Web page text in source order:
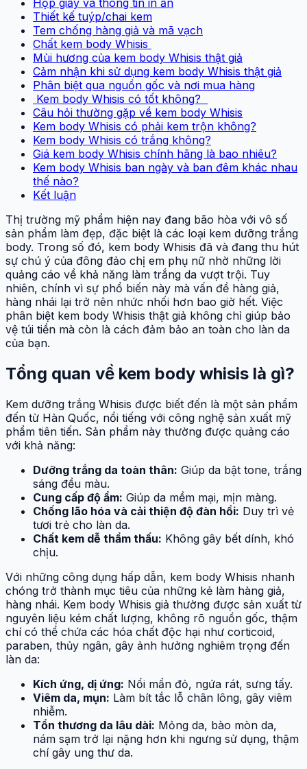
Thiết kế tuýp/chai kem
Tem chống hàng giả và mã vạch
Chất kem body Whisis
Mùi hương của kem body Whisis thật giả
Cảm nhận khi sử dụng kem body Whisis thật giả
Phân biệt qua nguồn gốc và nơi mua hàng
Kem body Whisis có tốt không?
Câu hỏi thường gặp về kem body Whisis
Kem body Whisis có phải kem trộn không?
Kem body Whisis có trắng không?
Giá kem body Whisis chính hãng là bao nhiêu?
Kem body Whisis ban ngày và ban đêm khác nhau
thế nào?
Kết luận
Thị trường mỹ phẩm hiện nay đang bão hòa với vô số
sản phẩm làm đẹp, đặc biệt là các loại kem dưỡng trắng
body. Trong số đó, kem body Whisis đã và đang thu hút
sự chú ý của đông đảo chị em phụ nữ nhờ những lời
quảng cáo về khả năng làm trắng da vượt trội. Tuy
nhiên, chính vì sự phổ biến này mà vấn đề hàng giả,
hàng nhái lại trở nên nhức nhối hơn bao giờ hết. Việc
phân biệt kem body Whisis thật giả không chỉ giúp bảo
vệ túi tiền mà còn là cách đảm bảo an toàn cho làn da
của bạn.
Tổng quan về kem body whisis là gì?
Kem dưỡng trắng Whisis được biết đến là một sản phẩm
đến từ Hàn Quốc, nổi tiếng với công nghệ sản xuất mỹ
phẩm tiên tiến. Sản phẩm này thường được quảng cáo
với khả năng:
Dưỡng trắng da toàn thân: Giúp da bật tone, trắng
sáng đều màu.
Cung cấp độ ẩm: Giúp da mềm mại, mịn màng.
Chống lão hóa và cải thiện độ đàn hồi: Duy trì vẻ
tươi trẻ cho làn da.
Chất kem dễ thẩm thấu: Không gây bết dính, khó
chịu.
Với những công dụng hấp dẫn, kem body Whisis nhanh
chóng trở thành mục tiêu của những kẻ làm hàng giả,
hàng nhái. Kem body Whisis giả thường được sản xuất từ
nguyên liệu kém chất lượng, không rõ nguồn gốc, thậm
chí có thể chứa các hóa chất độc hại như corticoid,
paraben, thủy ngân, gây ảnh hưởng nghiêm trọng đến
làn da:
Kích ứng, dị ứng: Nổi mẩn đỏ, ngứa rát, sưng tấy.
Viêm da, mụn: Làm bít tắc lỗ chân lông, gây viêm
nhiễm.
Tổn thương da lâu dài: Mỏng da, bào mòn da,
nám sạm trở lại nặng hơn khi ngưng sử dụng, thậm
chí gây ung thư da.